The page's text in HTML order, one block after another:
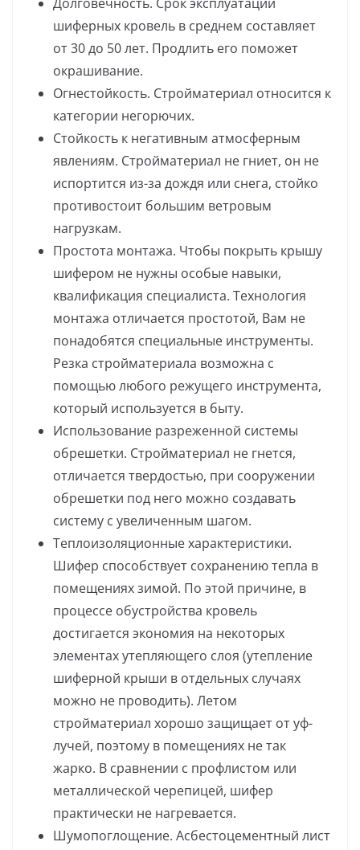
шиферных кровель в среднем составляет
от 30 до 50 лет. Продлить его поможет
окрашивание.
Огнестойкость. Стройматериал относится к
категории негорючих.
Стойкость к негативным атмосферным
явлениям. Стройматериал не гниет, он не
испортится из-за дождя или снега, стойко
противостоит большим ветровым
нагрузкам.
Простота монтажа. Чтобы покрыть крышу
шифером не нужны особые навыки,
квалификация специалиста. Технология
монтажа отличается простотой, Вам не
понадобятся специальные инструменты.
Резка стройматериала возможна с
помощью любого режущего инструмента,
который используется в быту.
Использование разреженной системы
обрешетки. Стройматериал не гнется,
отличается твердостью, при сооружении
обрешетки под него можно создавать
систему с увеличенным шагом.
Теплоизоляционные характеристики.
Шифер способствует сохранению тепла в
помещениях зимой. По этой причине, в
процессе обустройства кровель
достигается экономия на некоторых
элементах утепляющего слоя (утепление
шиферной крыши в отдельных случаях
можно не проводить). Летом
стройматериал хорошо защищает от уф-
лучей, поэтому в помещениях не так
жарко. В сравнении с профлистом или
металлической черепицей, шифер
практически не нагревается.
Шумопоглощение. Асбестоцементный лист